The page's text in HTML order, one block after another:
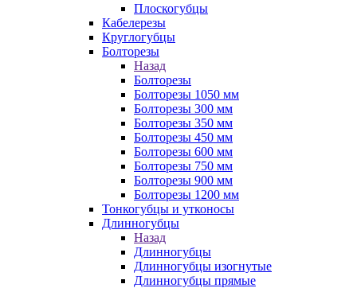
Плоскогубцы
Кабелерезы
Круглогубцы
Болторезы
Назад
Болторезы
Болторезы 1050 мм
Болторезы 300 мм
Болторезы 350 мм
Болторезы 450 мм
Болторезы 600 мм
Болторезы 750 мм
Болторезы 900 мм
Болторезы 1200 мм
Тонкогубцы и утконосы
Длинногубцы
Назад
Длинногубцы
Длинногубцы изогнутые
Длинногубцы прямые